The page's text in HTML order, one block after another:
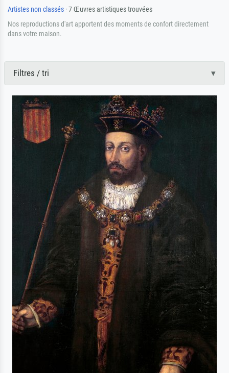
Artistes non classés · 7 Œuvres artistiques trouvées
Nos reproductions d'art apportent des moments de confort directement
dans votre maison.
Filtres / tri